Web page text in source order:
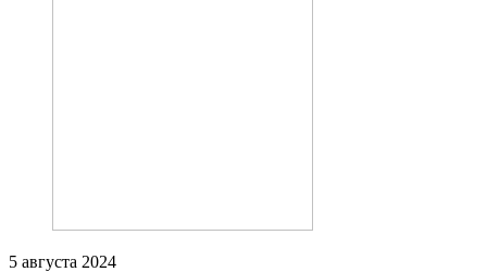
5 августа 2024